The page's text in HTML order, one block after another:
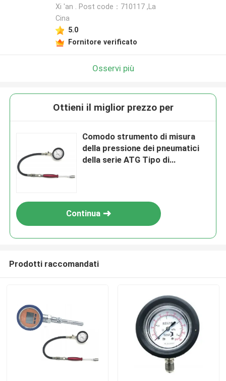
Xi 'an . Post code：710117 ,La
Cina
5.0
Fornitore verificato
Osservi più
Ottieni il miglior prezzo per
Comodo strumento di misura
della pressione dei pneumatici
della serie ATG Tipo di
Continua
Prodotti raccomandati